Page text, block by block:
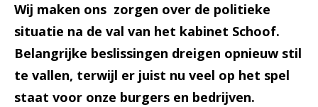
Wij maken ons zorgen over de politieke
situatie na de val van het kabinet Schoof.
Belangrijke beslissingen dreigen opnieuw stil
te vallen, terwijl er juist nu veel op het spel
staat voor onze burgers en bedrijven.